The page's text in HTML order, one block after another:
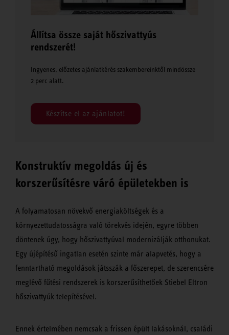
Állítsa össze saját hőszivattyús
rendszerét!
Ingyenes, előzetes ajánlatkérés szakembereinktől mindössze
2 perc alatt.
Készítse el az ajánlatot!
Konstruktív megoldás új és
korszerűsítésre váró épületekben is
A folyamatosan növekvő energiaköltségek és a
környezettudatosságra való törekvés idején, egyre többen
döntenek úgy, hogy hőszivattyúval modernizálják otthonukat.
Egy újépítésű ingatlan esetén szinte már alapvetés, hogy a
fenntartható megoldások játsszák a főszerepet, de szerencsére
meglévő fűtési rendszerek is korszerűsíthetőek Stiebel Eltron
hőszivattyúk telepítésével.
Ennek értelmében nemcsak a frissen épült lakásoknál, családi